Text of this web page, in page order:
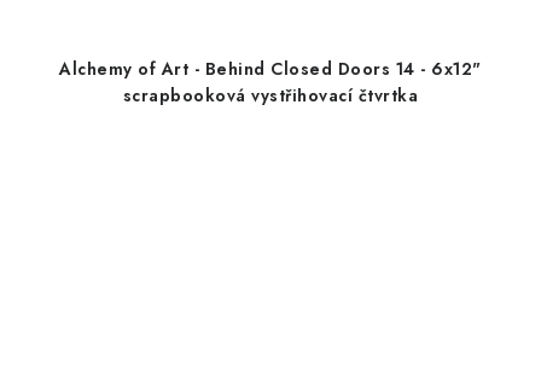
Alchemy of Art - Behind Closed Doors 14 - 6x12"
scrapbooková vystřihovací čtvrtka